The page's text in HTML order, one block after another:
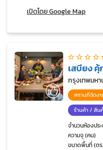
เปิดโดย Google Map
เสบียง
กรุงเทพมห
สถานที่จัดงา
ร้านค้า / สิน
จำนวนห้องปร
ความจุ (คน)
ขนาดพื้นที่ (ตร